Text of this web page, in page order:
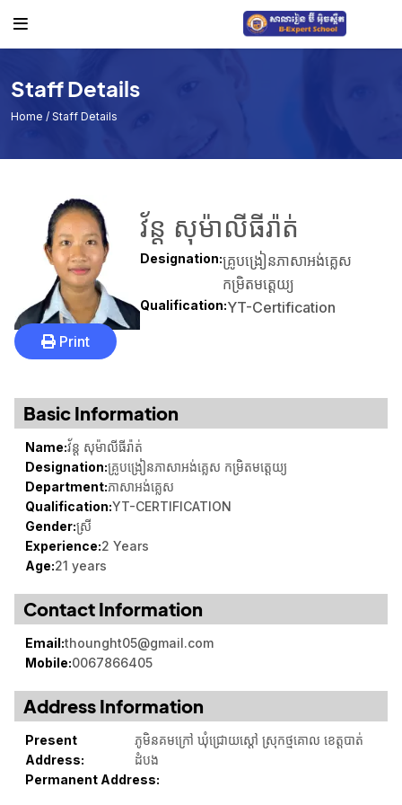
កាលវិភាគថ្នាក់
គ្រឿងបរិក្ខារ
Notice Board
Staff Details
Home / Staff Details
វ័ន្ត សុម៉ាលីធីរ៉ាត់
Designation:គ្រូបង្រៀនភាសាអង់គ្លេស
កម្រិតមត្តេយ្យ
Qualification:YT-Certification
Print
Basic Information
Name:វ័ន្ត សុម៉ាលីធីរ៉ាត់
Designation:គ្រូបង្រៀនភាសាអង់គ្លេស កម្រិតមត្តេយ្យ
Department:ភាសាអង់គ្លេស
Qualification:YT-CERTIFICATION
Gender:ស្រី
Experience:2 Years
Age:21 years
Contact Information
Email:thounght05@gmail.com
Mobile:0067866405
Address Information
Present
Address:
ភូមិនគមក្រៅ ​ឃុំជ្រោយស្តៅ ស្រុកថ្មគោល ខេត្តបាត់
ដំបង
Permanent Address: